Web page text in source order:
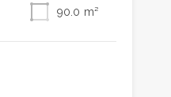
90.0 m²